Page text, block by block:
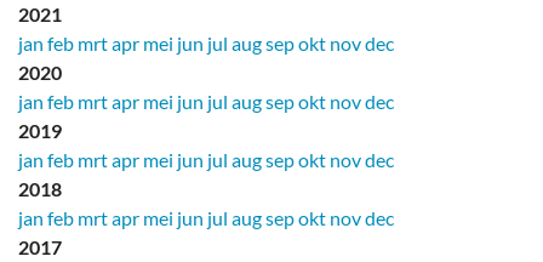
2021
jan feb mrtapr mei jun jul augsepokt novdec
2020
jan feb mrtapr mei jun jul augsepokt novdec
2019
jan feb mrtapr mei jun jul augsepokt novdec
2018
jan feb mrtapr mei jun jul augsepokt novdec
2017